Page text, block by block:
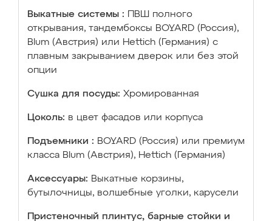
Выкатные системы :
ПВШ полного
открывания, тандембоксы BOYARD (Россия),
Blum (Австрия) или Hettich (Германия) с
плавным закрыванием дверок или без этой
опции
Сушка для посуды: Хромированная
Цоколь: в цвет фасадов или корпуса
Подъемники : BOYARD (Россия) или премиум
класса Blum (Австрия), Hettich (Германия)
Аксессуары: Выкатные корзины,
бутылочницы, волшебные уголки, карусели
Пристеночный плинтус, барные стойки и